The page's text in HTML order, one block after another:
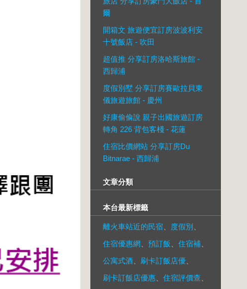
爾
開箱文 旅遊便宜訂房波波利安
十號飯店 - 吹田
超值推 分享訂房洛哈斯旅館 -
西歸浦
度假別墅 分享訂房賽歐拉貝東
儀旅遊旅館 - 慶州
好康偷偷說 親子出國旅遊訂房
轉角 226 背包客棧 - 花蓮
住宿比價網站 分享訂房Du
Bitnarae - 西歸浦
文章分類
本台最新標籤
離火車站近的民宿 度假別
住宿優惠網
預訂飯 住宿補
公寓式酒
刷卡訂飯店優
刷卡訂飯店優惠
住宿評價查